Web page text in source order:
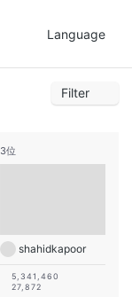
Language
2
7 8
9
16
28
7
19 20
21
Filter
3位
shahidkapoor
5,341,460
27,872